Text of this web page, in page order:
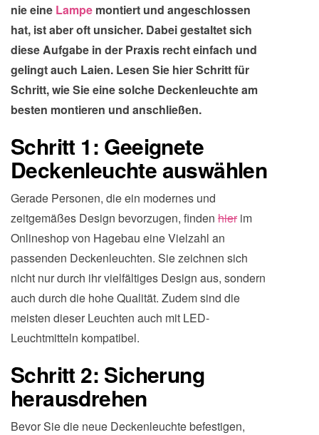
nie eine Lampe montiert und angeschlossen
hat, ist aber oft unsicher. Dabei gestaltet sich
diese Aufgabe in der Praxis recht einfach und
gelingt auch Laien. Lesen Sie hier Schritt für
Schritt, wie Sie eine solche Deckenleuchte am
besten montieren und anschließen.
Schritt 1: Geeignete
Deckenleuchte auswählen
Gerade Personen, die ein modernes und
zeitgemäßes Design bevorzugen, finden hier im
Onlineshop von Hagebau eine Vielzahl an
passenden Deckenleuchten. Sie zeichnen sich
nicht nur durch ihr vielfältiges Design aus, sondern
auch durch die hohe Qualität. Zudem sind die
meisten dieser Leuchten auch mit LED-
Leuchtmitteln kompatibel.
Schritt 2: Sicherung
herausdrehen
Bevor Sie die neue Deckenleuchte befestigen,